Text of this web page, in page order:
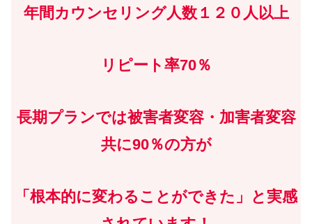
年間カウンセリング人数１２０人以上
リピート率70％
長期プランでは被害者変容・加害者変容
共に90％の方が
「根本的に変わることができた」と実感